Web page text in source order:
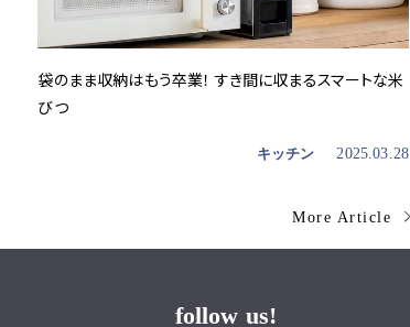
袋のまま収納はもう卒業！ すき間に収まるスマートな米
びつ
キッチン 2025.03.28
More Article
follow us!